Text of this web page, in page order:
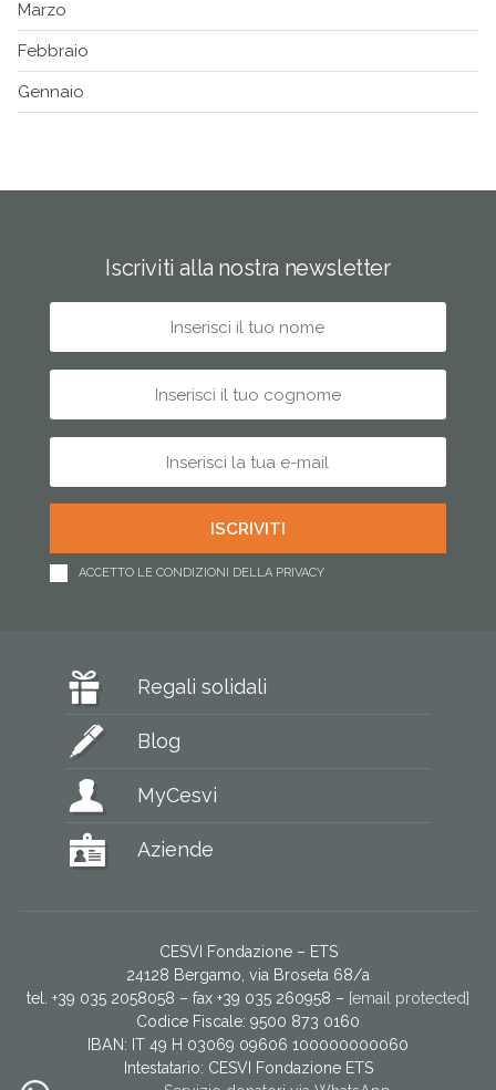
Marzo
Febbraio
Gennaio
Iscriviti alla nostra newsletter
ACCETTO LE CONDIZIONI DELLA PRIVACY
Regali solidali
Blog
MyCesvi
Aziende
CESVI Fondazione – ETS
24128 Bergamo, via Broseta 68/a
tel. +39 035 2058058 – fax +39 035 260958 – [email protected]
Codice Fiscale: 9500 873 0160
IBAN: IT 49 H 03069 09606 100000000060
Intestatario: CESVI Fondazione ETS